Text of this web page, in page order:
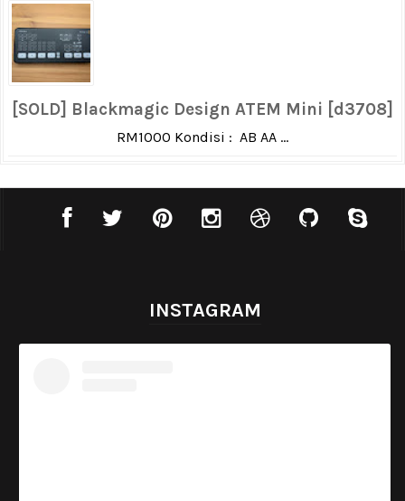
[SOLD] Blackmagic Design ATEM Mini [d3708]
RM1000 Kondisi : AB AA ...
INSTAGRAM